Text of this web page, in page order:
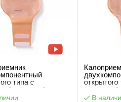
типа с
липучкой
50 мм
открытого
В